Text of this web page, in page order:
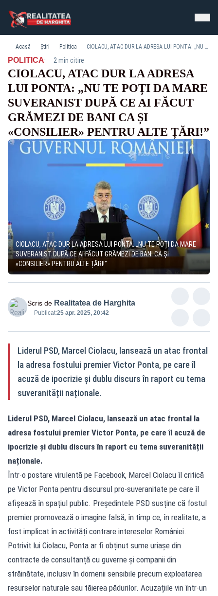
Acasă Știri Politica CIOLACU, ATAC DUR LA ADRESA LUI PONTA: „NU TE POȚI DA MARE SUVERANIST DUPĂ CE AI FĂCUT GRĂMEZI DE BANI CA ȘI «CONSILIER» PENTRU ALTE ȚĂRI!”
POLITICA· 2 min citire
CIOLACU, ATAC DUR LA ADRESA
LUI PONTA: „NU TE POȚI DA MARE
SUVERANIST DUPĂ CE AI FĂCUT
GRĂMEZI DE BANI CA ȘI
«CONSILIER» PENTRU ALTE ȚĂRI!”
CIOLACU, ATAC DUR LA ADRESA LUI PONTA: „NU TE POȚI DA MARE
SUVERANIST DUPĂ CE AI FĂCUT GRĂMEZI DE BANI CA ȘI
«CONSILIER» PENTRU ALTE ȚĂRI!”
Scris de Realitatea de Harghita
Publicat:25 apr. 2025, 20:42
Liderul PSD, Marcel Ciolacu, lansează un atac frontal
la adresa fostului premier Victor Ponta, pe care îl
acuză de ipocrizie și dublu discurs în raport cu tema
suveranității naționale.
Liderul PSD, Marcel Ciolacu, lansează un atac frontal la
adresa fostului premier Victor Ponta, pe care îl acuză de
ipocrizie și dublu discurs în raport cu tema suveranității
naționale.
Într-o postare virulentă pe Facebook, Marcel Ciolacu îl critică
pe Victor Ponta pentru discursul pro-suveranitate pe care îl
afișează în spațiul public. Președintele PSD susține că fostul
premier promovează o imagine falsă, în timp ce, în realitate, a
fost implicat în activități contrare intereselor României.
Potrivit lui Ciolacu, Ponta ar fi obținut sume uriașe din
contracte de consultanță cu guverne și companii din
străinătate, inclusiv în domenii sensibile precum exploatarea
resurselor naturale sau tăierea pădurilor. Acuzațiile vin într-un